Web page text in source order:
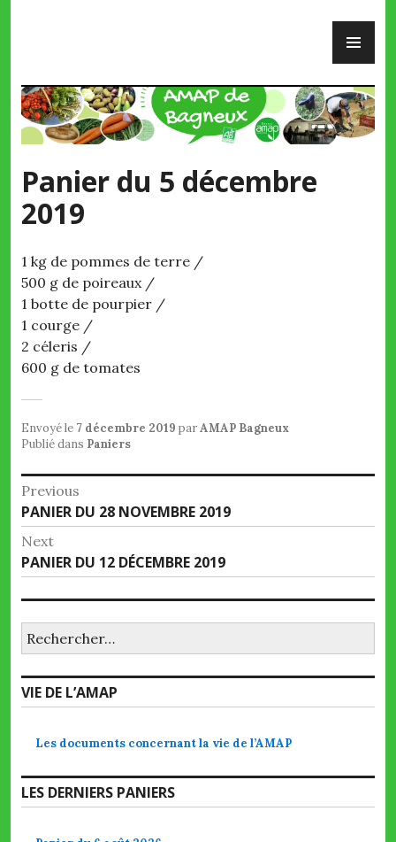
Panier du 5 décembre
2019
1 kg de pommes de terre /
500 g de poireaux /
1 botte de pourpier /
1 courge /
2 céleris /
600 g de tomates
Envoyé le 7 décembre 2019 parAMAP Bagneux
Publié dans Paniers
Navigation
de
l’article
Previous
Previous
post:
PANIER DU 28 NOVEMBRE 2019
Next
Next
post:
PANIER DU 12 DÉCEMBRE 2019
VIE DE L’AMAP
Les documents concernant la vie de l’AMAP
LES DERNIERS PANIERS